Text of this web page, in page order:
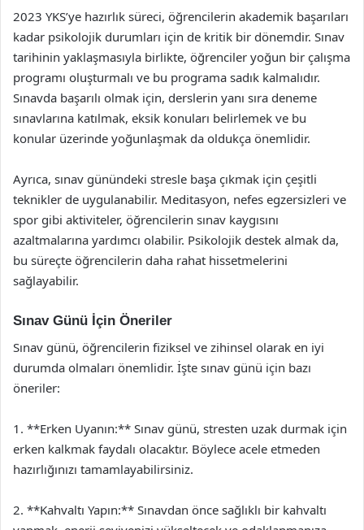
2023 YKS’ye hazırlık süreci, öğrencilerin akademik başarıları
kadar psikolojik durumları için de kritik bir dönemdir. Sınav
tarihinin yaklaşmasıyla birlikte, öğrenciler yoğun bir çalışma
programı oluşturmalı ve bu programa sadık kalmalıdır.
Sınavda başarılı olmak için, derslerin yanı sıra deneme
sınavlarına katılmak, eksik konuları belirlemek ve bu
konular üzerinde yoğunlaşmak da oldukça önemlidir.
Ayrıca, sınav günündeki stresle başa çıkmak için çeşitli
teknikler de uygulanabilir. Meditasyon, nefes egzersizleri ve
spor gibi aktiviteler, öğrencilerin sınav kaygısını
azaltmalarına yardımcı olabilir. Psikolojik destek almak da,
bu süreçte öğrencilerin daha rahat hissetmelerini
sağlayabilir.
Sınav Günü İçin Öneriler
Sınav günü, öğrencilerin fiziksel ve zihinsel olarak en iyi
durumda olmaları önemlidir. İşte sınav günü için bazı
öneriler:
1. **Erken Uyanın:** Sınav günü, stresten uzak durmak için
erken kalkmak faydalı olacaktır. Böylece acele etmeden
hazırlığınızı tamamlayabilirsiniz.
2. **Kahvaltı Yapın:** Sınavdan önce sağlıklı bir kahvaltı